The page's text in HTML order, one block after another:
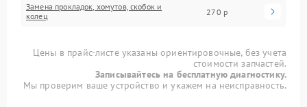
Замена прокладок, хомутов, скобок и
колец
270 р
Цены в прайс-листе указаны ориентировочные, без учета
стоимости запчастей.
Записывайтесь на бесплатную диагностику.
Мы проверим ваше устройство и укажем на неисправность.